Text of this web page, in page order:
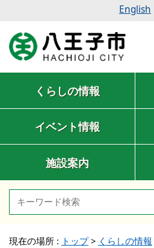
English
くらしの情報
イベント情報
施設案内
現在の場所 : トップ> くらしの情報